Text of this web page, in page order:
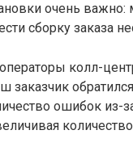
очень важно:
сборку заказа
колл-
заказчик
ошибок из-